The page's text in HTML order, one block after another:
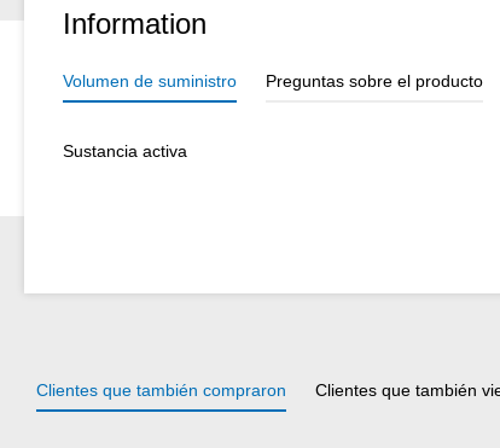
Information
Volumen de suministro Preguntas sobre el producto
Sustancia activa
Clientes que también compraron Clientes que también